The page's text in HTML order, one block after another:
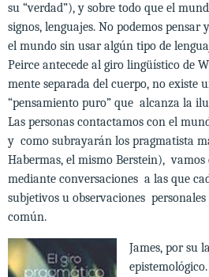
su “verdad”), y sobre todo que el
signos, lenguajes. No podemos pensar
el mundo sin usar algún tipo de
Peirce antecede al giro lingüístico de
mente separada del cuerpo, no existe
“pensamiento puro” que alcanza la
Las personas contactamos con el
y como subrayarán los pragmatista
Habermas, el mismo Berstein),
mediante conversaciones a las que
subjetivos u observaciones
común.
James, por su